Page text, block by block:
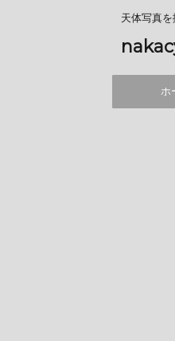
天体写真
ホ